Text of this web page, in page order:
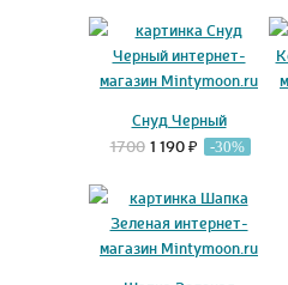
Снуд Черный
1700 1 190 ₽ -30%